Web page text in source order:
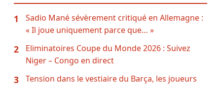
1
Sadio Mané sévèrement critiqué en Allemagne :
« Il joue uniquement parce que… »
2
Eliminatoires Coupe du Monde 2026 : Suivez
Niger – Congo en direct
3
Tension dans le vestiaire du Barça, les joueurs